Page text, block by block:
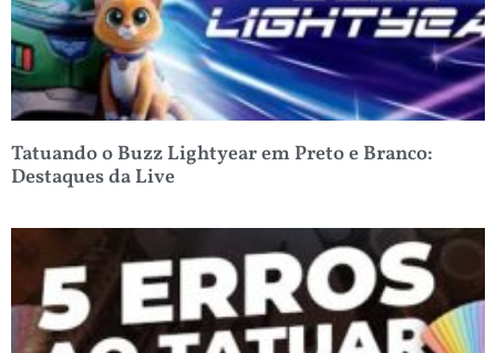
Tatuando o Buzz Lightyear em Preto e Branco:
Destaques da Live